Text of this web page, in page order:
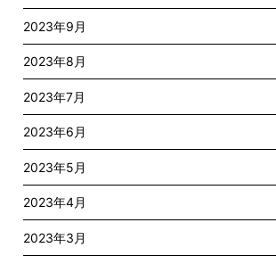
2023年9月
2023年8月
2023年7月
2023年6月
2023年5月
2023年4月
2023年3月